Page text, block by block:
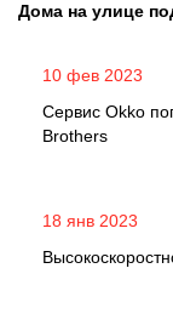
Дома на улице
10 фев 2023
Сервис Okko
Brothers
18 янв 2023